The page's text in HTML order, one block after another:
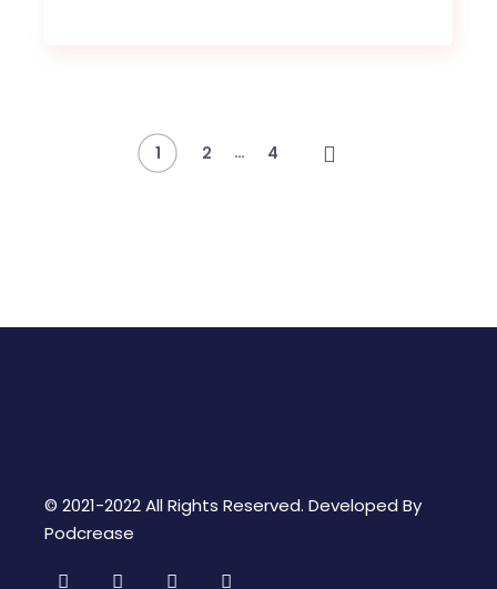
Posts
navigation
1 2 … 4
© 2021-2022 All Rights Reserved. Developed By
Podcrease